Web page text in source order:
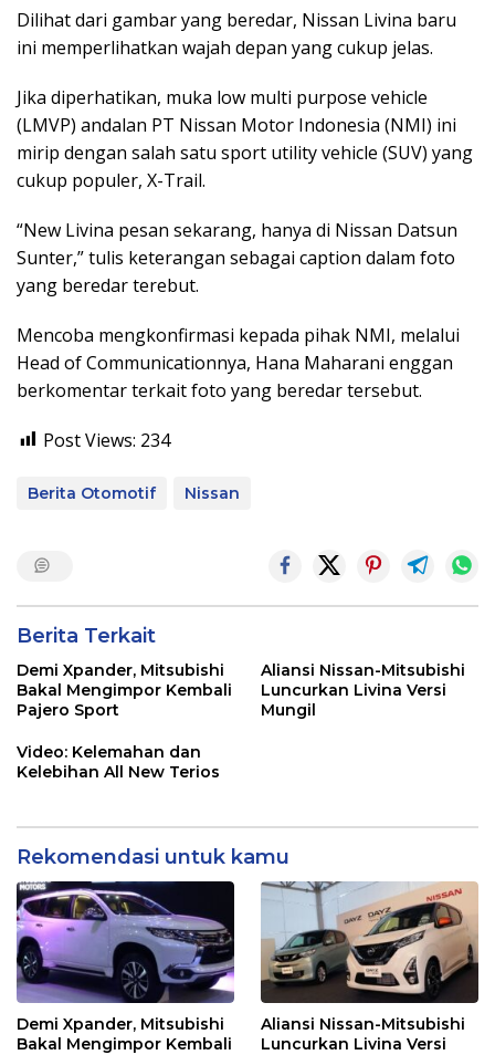
Dilihat dari gambar yang beredar, Nissan Livina baru
ini memperlihatkan wajah depan yang cukup jelas.
Jika diperhatikan, muka low multi purpose vehicle
(LMVP) andalan PT Nissan Motor Indonesia (NMI) ini
mirip dengan salah satu sport utility vehicle (SUV) yang
cukup populer, X-Trail.
“New Livina pesan sekarang, hanya di Nissan Datsun
Sunter,” tulis keterangan sebagai caption dalam foto
yang beredar terebut.
Mencoba mengkonfirmasi kepada pihak NMI, melalui
Head of Communicationnya, Hana Maharani enggan
berkomentar terkait foto yang beredar tersebut.
Post Views: 234
Berita Otomotif Nissan
Berita Terkait
Demi Xpander, Mitsubishi
Bakal Mengimpor Kembali
Pajero Sport
Aliansi Nissan-Mitsubishi
Luncurkan Livina Versi
Mungil
Video: Kelemahan dan
Kelebihan All New Terios
Rekomendasi untuk kamu
Demi Xpander, Mitsubishi
Bakal Mengimpor Kembali
Aliansi Nissan-Mitsubishi
Luncurkan Livina Versi